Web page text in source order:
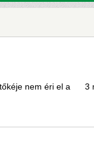
tőkéje nem éri el a